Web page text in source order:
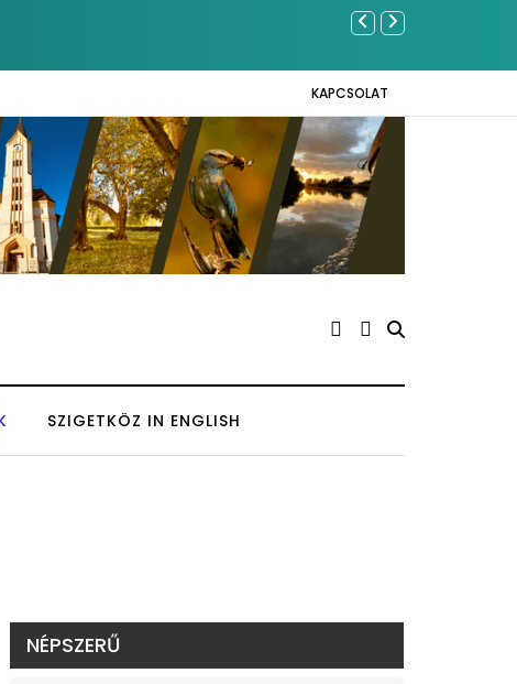
eredmények az Európai Madármegfigyelő
Ferenc József
KAPCSOLAT
SZIGETKÖZ IN ENGLISH
NÉPSZERŰ